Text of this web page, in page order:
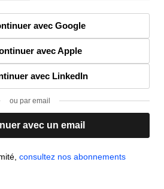
avec Google
avec Apple
avec LinkedIn
ou par email
avec un email
consultez nos abonnements